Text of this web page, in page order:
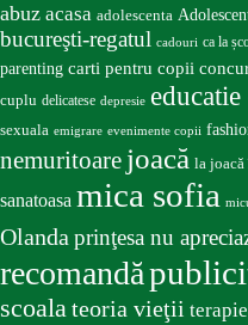
abuz acasa adolescenta
bucureşti-regatul cadouri ca la
parenting carti pentru copii
cuplu delicatese depresie
sexuala emigrare evenimente copii
nemuritoare joacă la joacă
sanatoasa mica sofia
Olandaprinţesa nu
recomandă
scoalateoria vieţii terapie